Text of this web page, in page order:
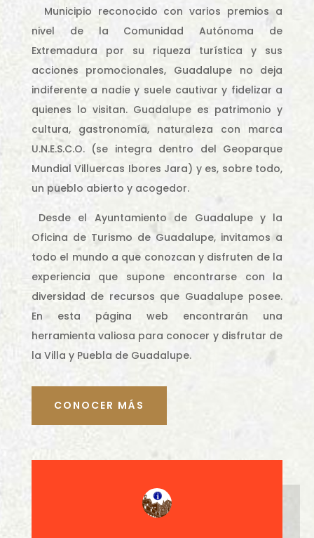
Municipio reconocido con varios premios a
nivel de la Comunidad Autónoma de
Extremadura por su riqueza turística y sus
acciones promocionales, Guadalupe no deja
indiferente a nadie y suele cautivar y fidelizar a
quienes lo visitan. Guadalupe es patrimonio y
cultura, gastronomía, naturaleza con marca
U.N.E.S.C.O. (se integra dentro del Geoparque
Mundial Villuercas Ibores Jara) y es, sobre todo,
un pueblo abierto y acogedor.
Desde el Ayuntamiento de Guadalupe y la
Oficina de Turismo de Guadalupe, invitamos a
todo el mundo a que conozcan y disfruten de la
experiencia que supone encontrarse con la
diversidad de recursos que Guadalupe posee.
En esta página web encontrarán una
herramienta valiosa para conocer y disfrutar de
la Villa y Puebla de Guadalupe.
CONOCER MÁS